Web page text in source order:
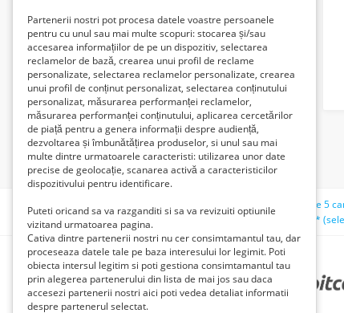
Partenerii nostri pot procesa datele voastre persoanele
pentru cu unul sau mai multe scopuri: stocarea și/sau
accesarea informațiilor de pe un dispozitiv, selectarea
reclamelor de bază, crearea unui profil de reclame
personalizate, selectarea reclamelor personalizate, crearea
unui profil de conținut personalizat, selectarea conținutului
personalizat, măsurarea performanței reclamelor,
măsurarea performanței conținutului, aplicarea cercetărilor
de piață pentru a genera informații despre audiență,
dezvoltarea și îmbunătățirea produselor, si unul sau mai
multe dintre urmatoarele caracteristi: utilizarea unor date
precise de geolocație, scanarea activă a caracteristicilor
dispozitivului pentru identificare.
Puteti oricand sa va razganditi si sa va revizuiti optiunile
vizitand urmatoarea pagina.
Cativa dintre partenerii nostri nu cer consimtamantul tau, dar
proceseaza datele tale pe baza interesului lor legimit. Poti
obiecta intersul legitim si poti gestiona consimtamantul tau
prin alegerea partenerului din lista de mai jos sau daca
accesezi partenerii nostri aici poti vedea detaliat informatii
despre partenerul selectat.
Căutări recente: loc de munca tiguan casa de vinzare 5
escorte lux
vrsta maxima teno'));(select ** * ** from **
PARTENERII NOȘTRI